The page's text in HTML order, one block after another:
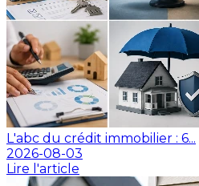
L'abc du crédit immobilier : 6...
2026-08-03
Lire l'article